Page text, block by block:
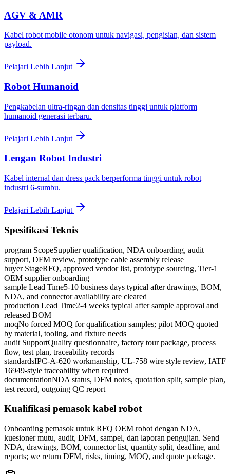
AGV & AMR
Kabel robot mobile otonom untuk navigasi, pengisian, dan sistem
payload.
Pelajari Lebih Lanjut
Robot Humanoid
Pengkabelan ultra-ringan dan densitas tinggi untuk platform
humanoid generasi terbaru.
Pelajari Lebih Lanjut
Lengan Robot Industri
Kabel internal dan dress pack berperforma tinggi untuk robot
industri 6-sumbu.
Pelajari Lebih Lanjut
Spesifikasi Teknis
program ScopeSupplier qualification, NDA onboarding, audit
support, DFM review, prototype cable assembly release
buyer StageRFQ, approved vendor list, prototype sourcing, Tier-1
OEM supplier onboarding
sample Lead Time5-10 business days typical after drawings, BOM,
NDA, and connector availability are cleared
production Lead Time2-4 weeks typical after sample approval and
released BOM
moqNo forced MOQ for qualification samples; pilot MOQ quoted
by material, tooling, and fixture needs
audit SupportQuality questionnaire, factory tour package, process
flow, test plan, traceability records
standardsIPC-A-620 workmanship, UL-758 wire style review, IATF
16949-style traceability when required
documentationNDA status, DFM notes, quotation split, sample plan,
test record, outgoing QC report
Kualifikasi pemasok kabel robot
Onboarding pemasok untuk RFQ OEM robot dengan NDA,
kuesioner mutu, audit, DFM, sampel, dan laporan pengujian. Send
NDA, drawings, BOM, connector list, quantity split, deadline, and
reports; we return DFM, risks, timing, MOQ, and quote package.